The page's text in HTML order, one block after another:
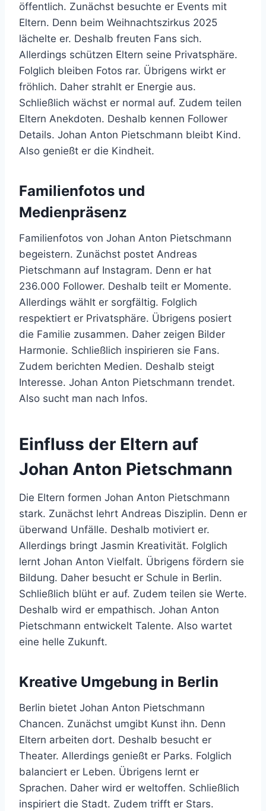
öffentlich. Zunächst besuchte er Events mit
Eltern. Denn beim Weihnachtszirkus 2025
lächelte er. Deshalb freuten Fans sich.
Allerdings schützen Eltern seine Privatsphäre.
Folglich bleiben Fotos rar. Übrigens wirkt er
fröhlich. Daher strahlt er Energie aus.
Schließlich wächst er normal auf. Zudem teilen
Eltern Anekdoten. Deshalb kennen Follower
Details. Johan Anton Pietschmann bleibt Kind.
Also genießt er die Kindheit.
Familienfotos und
Medienpräsenz
Familienfotos von Johan Anton Pietschmann
begeistern. Zunächst postet Andreas
Pietschmann auf Instagram. Denn er hat
236.000 Follower. Deshalb teilt er Momente.
Allerdings wählt er sorgfältig. Folglich
respektiert er Privatsphäre. Übrigens posiert
die Familie zusammen. Daher zeigen Bilder
Harmonie. Schließlich inspirieren sie Fans.
Zudem berichten Medien. Deshalb steigt
Interesse. Johan Anton Pietschmann trendet.
Also sucht man nach Infos.
Einfluss der Eltern auf
Johan Anton Pietschmann
Die Eltern formen Johan Anton Pietschmann
stark. Zunächst lehrt Andreas Disziplin. Denn er
überwand Unfälle. Deshalb motiviert er.
Allerdings bringt Jasmin Kreativität. Folglich
lernt Johan Anton Vielfalt. Übrigens fördern sie
Bildung. Daher besucht er Schule in Berlin.
Schließlich blüht er auf. Zudem teilen sie Werte.
Deshalb wird er empathisch. Johan Anton
Pietschmann entwickelt Talente. Also wartet
eine helle Zukunft.
Kreative Umgebung in Berlin
Berlin bietet Johan Anton Pietschmann
Chancen. Zunächst umgibt Kunst ihn. Denn
Eltern arbeiten dort. Deshalb besucht er
Theater. Allerdings genießt er Parks. Folglich
balanciert er Leben. Übrigens lernt er
Sprachen. Daher wird er weltoffen. Schließlich
inspiriert die Stadt. Zudem trifft er Stars.